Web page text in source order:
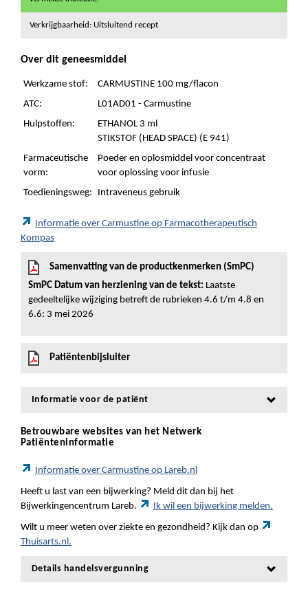
Verkrijgbaarheid: Uitsluitend recept
Over dit geneesmiddel
Werkzame stof:
CARMUSTINE 100 mg/flacon
ATC:
L01AD01 - Carmustine
Hulpstoffen:
ETHANOL 3 ml
STIKSTOF (HEAD SPACE) (E 941)
Farmaceutische
vorm:
Poeder en oplosmiddel voor concentraat
voor oplossing voor infusie
Toedieningsweg:
Intraveneus gebruik
Informatie over Carmustine op Farmacotherapeutisch
Kompas
Samenvatting van de productkenmerken (SmPC)
SmPC Datum van herziening van de tekst: Laatste
gedeeltelijke wijziging betreft de rubrieken 4.6 t/m 4.8 en
6.6: 3 mei 2026
Patiëntenbijsluiter
Informatie voor de patiënt
Betrouwbare websites van het Netwerk
Patiënteninformatie
Informatie over Carmustine op Lareb.nl
Heeft u last van een bijwerking? Meld dit dan bij het
Bijwerkingencentrum Lareb.
Ik wil een bijwerking melden.
Wilt u meer weten over ziekte en gezondheid? Kijk dan op
Thuisarts.nl.
Details handelsvergunning